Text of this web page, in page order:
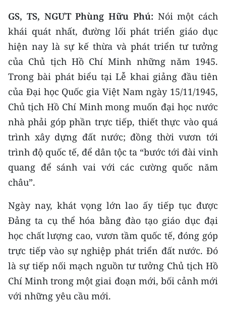
Media Xã hội
Media Pháp luật
Media Du lịch
Media Thế giới
Media Thể thao
Media Giáo dục
Media Y tế
Media Khoa học - Công nghệ
Media Môi trường
Ảnh
Infographic
TIN MỚI
TIN ĐỊA PHƯƠNG
GS, TS, NGƯT Phùng Hữu Phú: Nói một cách
khái quát nhất, đường lối phát triển giáo dục
hiện nay là sự kế thừa và phát triển tư tưởng
của Chủ tịch Hồ Chí Minh những năm 1945.
Trong bài phát biểu tại Lễ khai giảng đầu tiên
của Đại học Quốc gia Việt Nam ngày 15/11/1945,
Chủ tịch Hồ Chí Minh mong muốn đại học nước
nhà phải góp phần trực tiếp, thiết thực vào quá
trình xây dựng đất nước; đồng thời vươn tới
trình độ quốc tế, để dân tộc ta “bước tới đài vinh
quang để sánh vai với các cường quốc năm
châu”.
Ngày nay, khát vọng lớn lao ấy tiếp tục được
Đảng ta cụ thể hóa bằng đào tạo giáo dục đại
học chất lượng cao, vươn tầm quốc tế, đóng góp
trực tiếp vào sự nghiệp phát triển đất nước. Đó
là sự tiếp nối mạch nguồn tư tưởng Chủ tịch Hồ
Chí Minh trong một giai đoạn mới, bối cảnh mới
với những yêu cầu mới.